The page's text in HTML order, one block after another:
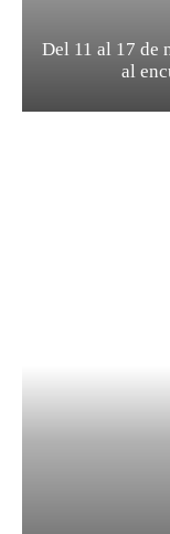
Del 11 al 17 de
al